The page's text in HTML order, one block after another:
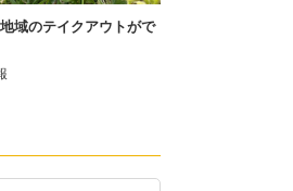
域のテイクアウトがで